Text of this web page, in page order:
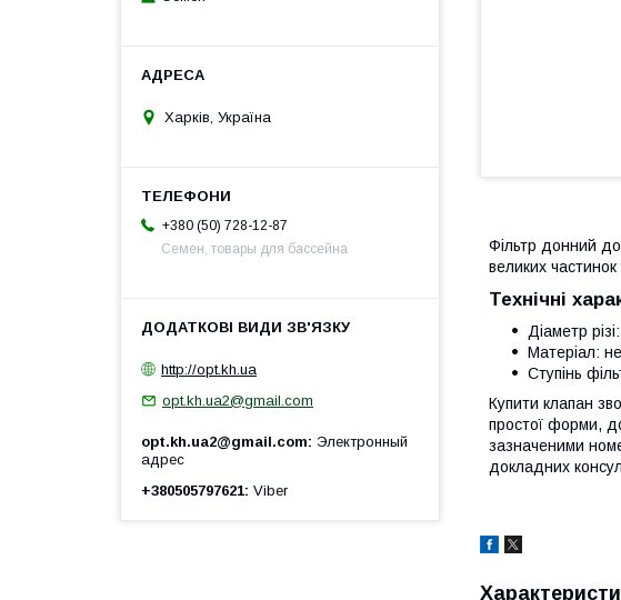
Фільтр донний
великих частинок
Технічні
Діаметр
Матеріал:
Ступінь
Купити клапан
простої форми,
зазначеними
докладних
Харків, Україна
+380 (50) 728-12-87
Семен, товары для бассейна
http://opt.kh.ua
opt.kh.ua2@gmail.com
opt.kh.ua2@gmail.com
Электронный
адрес
+380505797621 Viber